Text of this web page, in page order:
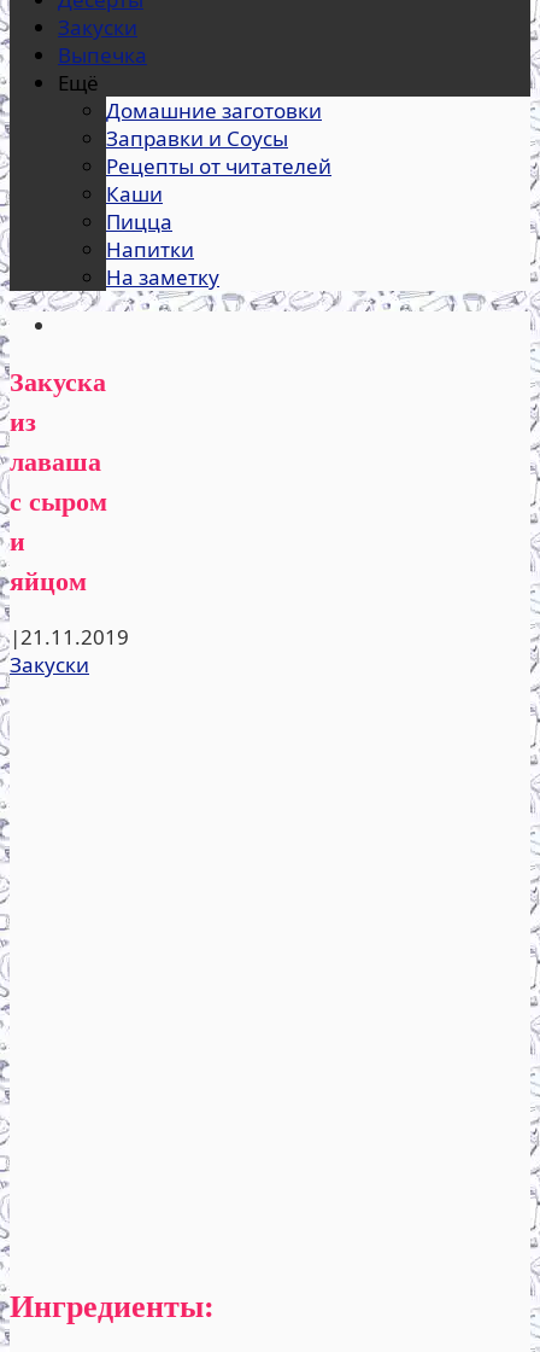
Закуски
Выпечка
Ещё
Домашние заготовки
Заправки и Соусы
Рецепты от читателей
Каши
Пицца
Напитки
На заметку
Закуска
из
лаваша
с сыром
и
яйцом
|21.11.2019
Закуски
Ингредиенты: